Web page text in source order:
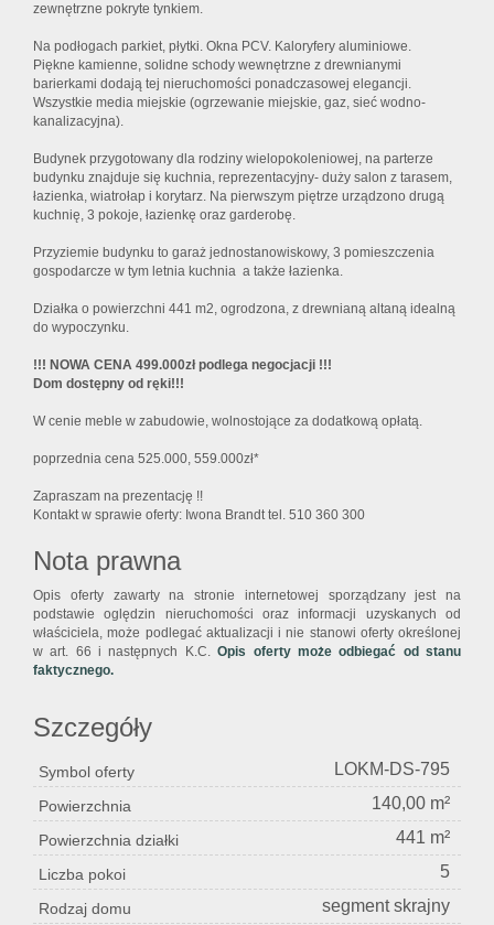
zewnętrzne pokryte tynkiem.
Na podłogach parkiet, płytki. Okna PCV. Kaloryfery aluminiowe.
Piękne kamienne, solidne schody wewnętrzne z drewnianymi
barierkami dodają tej nieruchomości ponadczasowej elegancji.
Wszystkie media miejskie (ogrzewanie miejskie, gaz, sieć wodno-
kanalizacyjna).
Budynek przygotowany dla rodziny wielopokoleniowej, na parterze
budynku znajduje się kuchnia, reprezentacyjny- duży salon z tarasem,
łazienka, wiatrołap i korytarz. Na pierwszym piętrze urządzono drugą
kuchnię, 3 pokoje, łazienkę oraz garderobę.
Przyziemie budynku to garaż jednostanowiskowy, 3 pomieszczenia
gospodarcze w tym letnia kuchnia a także łazienka.
Działka o powierzchni 441 m2, ogrodzona, z drewnianą altaną idealną
do wypoczynku.
!!! NOWA CENA 499.000zł podlega negocjacji !!!
Dom dostępny od ręki!!!
W cenie meble w zabudowie, wolnostojące za dodatkową opłatą.
poprzednia cena 525.000, 559.000zł*
Zapraszam na prezentację !!
Kontakt w sprawie oferty: Iwona Brandt tel. 510 360 300
Nota prawna
Opis oferty zawarty na stronie internetowej sporządzany jest na
podstawie oględzin nieruchomości oraz informacji uzyskanych od
właściciela, może podlegać aktualizacji i nie stanowi oferty określonej
w art. 66 i następnych K.C.Opis oferty może odbiegać od stanu
faktycznego.
Szczegóły
Symbol oferty LOKM-DS-795
Powierzchnia 140,00 m²
Powierzchnia działki 441 m²
Liczba pokoi 5
Rodzaj domu segment skrajny